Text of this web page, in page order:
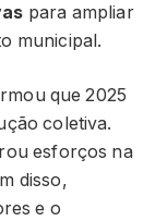
para ampliar
municipal.
que 2025
coletiva.
esforços na
disso,
e o